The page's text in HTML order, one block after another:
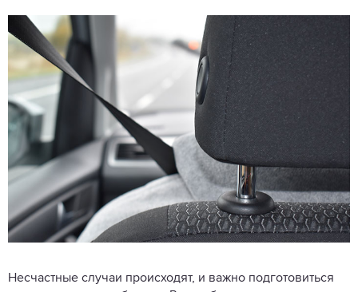
Несчастные случаи происходят, и важно подготовиться